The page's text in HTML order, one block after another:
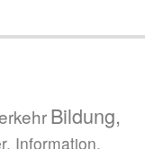
Bildung,
Information,